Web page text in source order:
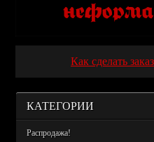
Как сделать заказ
КАТЕГОРИИ
Распродажа!